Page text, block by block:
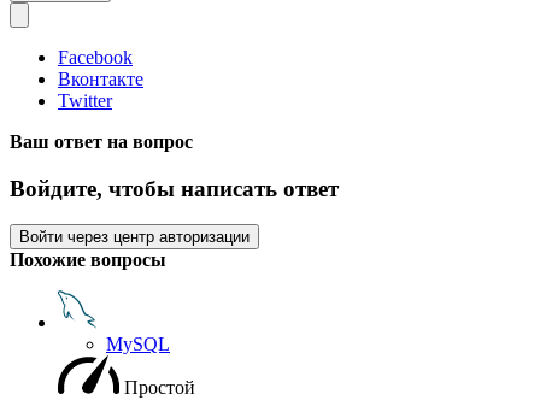
Facebook
Вконтакте
Twitter
Ваш ответ на вопрос
Войдите, чтобы написать ответ
Войти через центр авторизации
Похожие вопросы
MySQL
Простой